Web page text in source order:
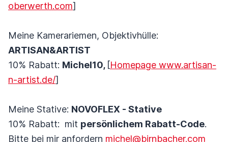
oberwerth.com]
Meine Kamerariemen, Objektivhülle:
ARTISAN&ARTIST
10% Rabatt: Michel10, [Homepage www.artisan-
n-artist.de/]
Meine Stative: NOVOFLEX - Stative
10% Rabatt: mit persönlichem Rabatt-Code.
Bitte bei mir anfordern michel@birnbacher.com